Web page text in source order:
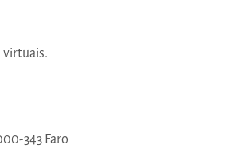
virtuais.
343 Faro